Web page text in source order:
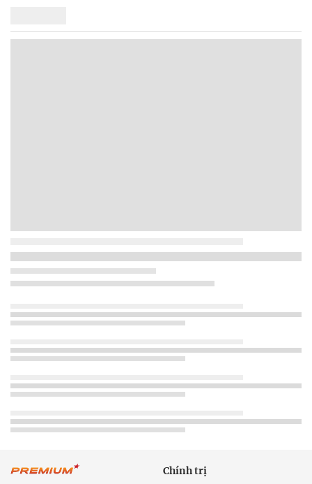
Chính trị